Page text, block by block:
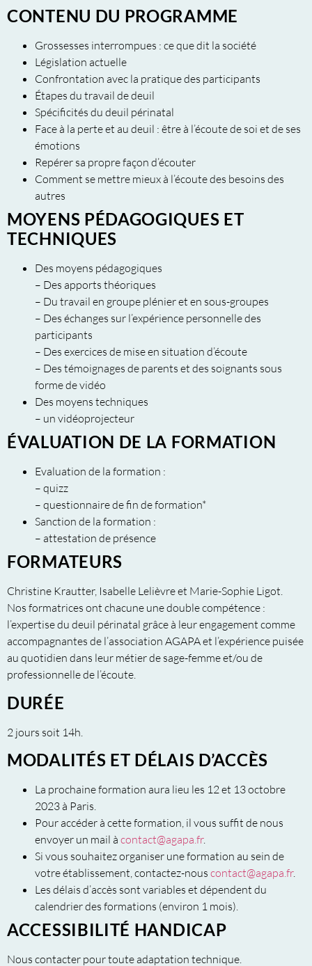
CONTENU DU PROGRAMME
Grossesses interrompues : ce que dit la société
Législation actuelle
Confrontation avec la pratique des participants
Étapes du travail de deuil
Spécificités du deuil périnatal
Face à la perte et au deuil : être à l’écoute de soi et de ses
émotions
Repérer sa propre façon d’écouter
Comment se mettre mieux à l’écoute des besoins des
autres
MOYENS PÉDAGOGIQUES ET
TECHNIQUES
Des moyens pédagogiques
– Des apports théoriques
– Du travail en groupe plénier et en sous-groupes
– Des échanges sur l’expérience personnelle des
participants
– Des exercices de mise en situation d’écoute
– Des témoignages de parents et des soignants sous
forme de vidéo
Des moyens techniques
– un vidéoprojecteur
ÉVALUATION DE LA FORMATION
Evaluation de la formation :
– quizz
– questionnaire de fin de formation*
Sanction de la formation :
– attestation de présence
FORMATEURS
Christine Krautter, Isabelle Lelièvre et Marie-Sophie Ligot.
Nos formatrices ont chacune une double compétence :
l’expertise du deuil périnatal grâce à leur engagement comme
accompagnantes de l’association AGAPA et l’expérience puisée
au quotidien dans leur métier de sage-femme et/ou de
professionnelle de l’écoute.
DURÉE
2 jours soit 14h.
MODALITÉS ET DÉLAIS D’ACCÈS
La prochaine formation aura lieu les 12 et 13 octobre
2023 à Paris.
Pour accéder à cetteformation, il vous suffit de nous
envoyer un mail à contact@agapa.fr.
Si vous souhaitez organiser uneformation au sein de
votre établissement, contactez-nous contact@agapa.fr.
Les délais d’accès sont variables et dépendent du
calendrier des formations (environ 1 mois).
ACCESSIBILITÉ HANDICAP
Nous contacter pour toute adaptation technique.